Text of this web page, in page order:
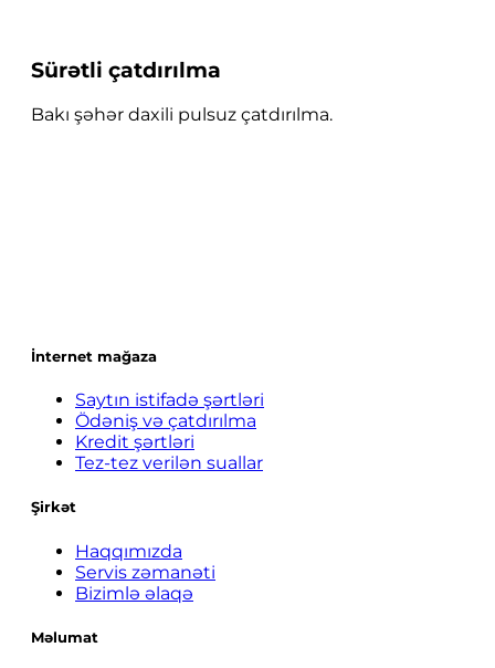
Sürətli çatdırılma
Bakı şəhər daxili pulsuz çatdırılma.
İnternet mağaza
Saytın istifadə şərtləri
Ödəniş və çatdırılma
Kredit şərtləri
Tez-tez verilən suallar
Şirkət
Haqqımızda
Servis zəmanəti
Bizimlə əlaqə
Məlumat